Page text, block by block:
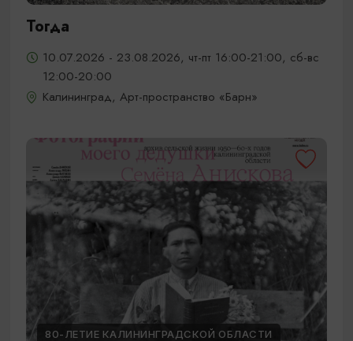
Тогда
10.07.2026 - 23.08.2026, чт-пт 16:00-21:00, сб-вс
12:00-20:00
Калининград, Арт-пространство «Барн»
80-ЛЕТИЕ КАЛИНИНГРАДСКОЙ ОБЛАСТИ